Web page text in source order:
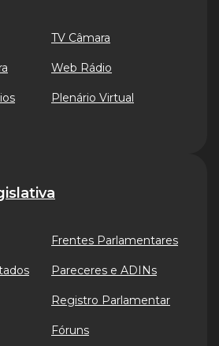
TV Câmara
Web Rádio
Plenário Virtual
Frentes Parlamentares
Pareceres e ADINs
Registro Parlamentar
Fóruns